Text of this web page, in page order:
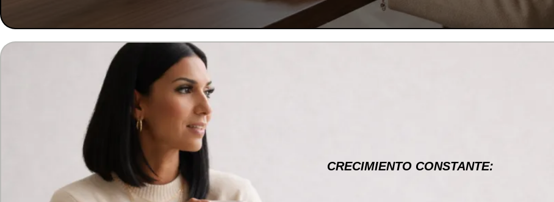
CRECIMIENTO CONSTANTE: